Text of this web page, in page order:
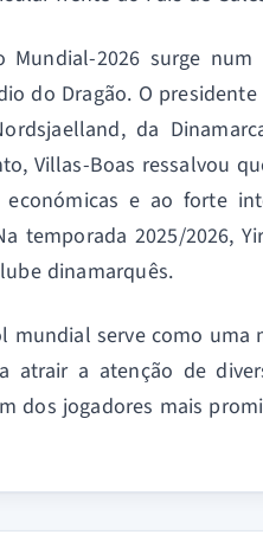
Mundial-2026 surge
do Dragão. O
da
Villas-Boas ressalvou
e ao forte
temporada 2025/2026,
dinamarquês.
serve como uma
atrair a atenção de
dos jogadores mais